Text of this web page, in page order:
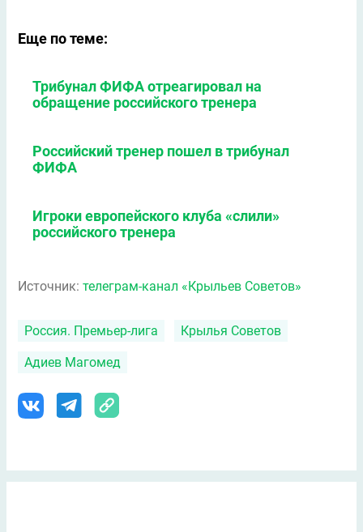
Еще по теме:
Трибунал ФИФА отреагировал на
обращение российского тренера
Российский тренер пошел в трибунал
ФИФА
Игроки европейского клуба «слили»
российского тренера
Источник: телеграм-канал «Крыльев Советов»
Россия. Премьер-лига Крылья Советов
Адиев Магомед